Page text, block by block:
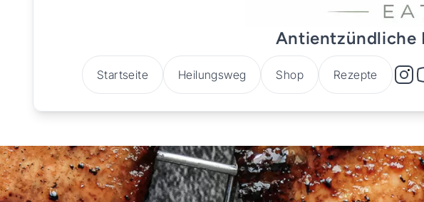
Antientzündliche
Startseite Heilungsweg Shop Rezepte